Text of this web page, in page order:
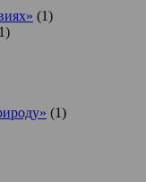
(1)
(1)